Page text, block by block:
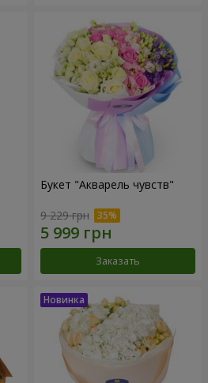
Букет "Акварель чувств"
9 229 грн
Заказать